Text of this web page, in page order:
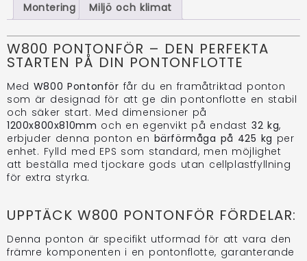
Montering
Miljö och klimat
W800 PONTONFÖR – DEN PERFEKTA
STARTEN PÅ DIN PONTONFLOTTE
Med W800 Pontonför får du en framåtriktad ponton
som är designad för att ge din pontonflotte en stabil
och säker start. Med dimensioner på
1200x800x810mm och en egenvikt på endast32 kg,
erbjuder denna ponton en bärförmåga på 425 kg per
enhet. Fylld med EPS som standard, men möjlighet
att beställa med tjockare gods utan cellplastfyllning
för extra styrka.
UPPTÄCK W800 PONTONFÖR FÖRDELAR:
Denna ponton är specifikt utformad för att vara den
främre komponenten i en pontonflotte, garanterande